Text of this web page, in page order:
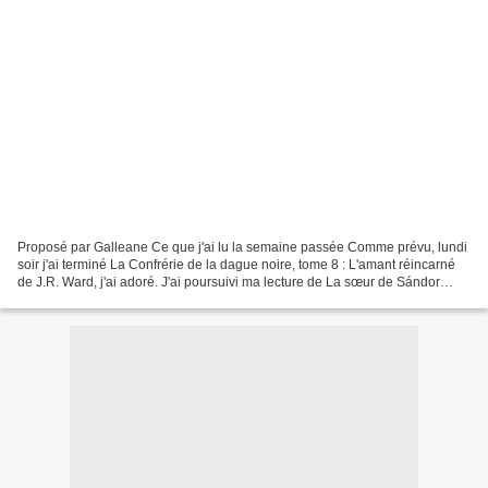
Proposé par Galleane Ce que j'ai lu la semaine passée Comme prévu, lundi
soir j'ai terminé La Confrérie de la dague noire, tome 8 : L'amant réincarné
de J.R. Ward, j'ai adoré. J'ai poursuivi ma lecture de La sœur de Sándor